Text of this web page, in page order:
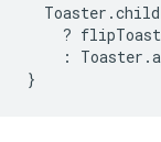
Toaster .
? flipToast
:
Toaster .
}